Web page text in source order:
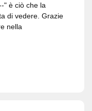
" è ciò che la
di vedere. Grazie
nella